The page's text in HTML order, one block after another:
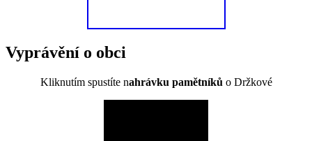
Vyprávění o obci
Kliknutím spustíte nahrávku pamětníků o Držkové